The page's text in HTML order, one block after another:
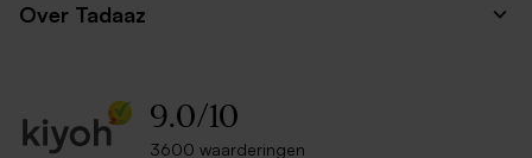
Over Tadaaz
9.0/10
3600 waarderingen